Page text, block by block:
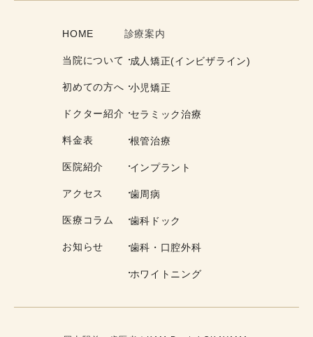
HOME
当院について
初めての方へ
ドクター紹介
料金表
医院紹介
アクセス
医療コラム
お知らせ
診療案内
成人矯正(インビザライン)
小児矯正
セラミック治療
根管治療
インプラント
歯周病
歯科ドック
歯科・口腔外科
ホワイトニング